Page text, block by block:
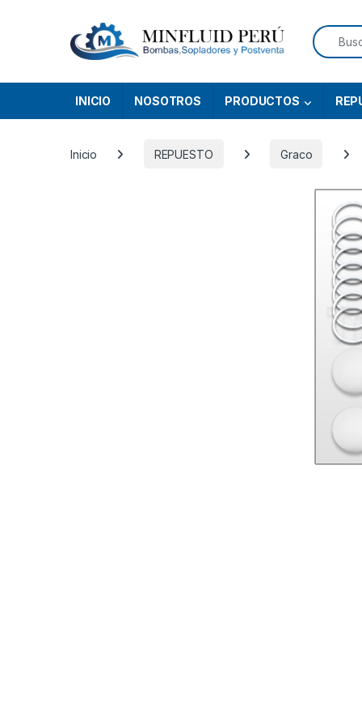
Search
INICIO NOSOTROS PRODUCTOS
Inicio REPUESTO Graco